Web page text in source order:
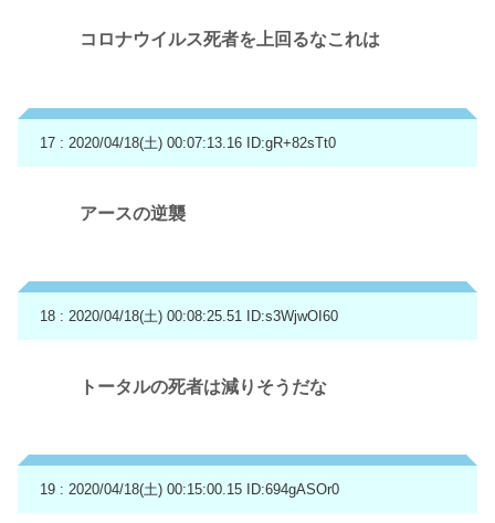
コロナウイルス死者を上回るなこれは
17 : 2020/04/18(土) 00:07:13.16 ID:gR+82sTt0
アースの逆襲
18 : 2020/04/18(土) 00:08:25.51 ID:s3WjwOI60
トータルの死者は減りそうだな
19 : 2020/04/18(土) 00:15:00.15 ID:694gASOr0